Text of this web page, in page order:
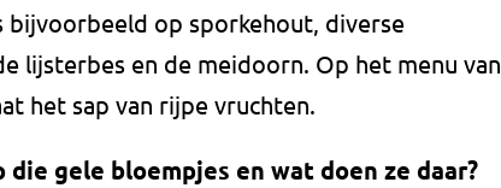
bijvoorbeeld op sporkehout, diverse
lijsterbes en de meidoorn. Op het menu van
het sap van rijpe vruchten.
gele bloempjes en wat doen ze daar?